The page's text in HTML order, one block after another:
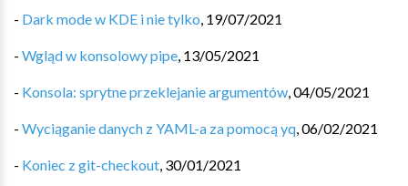
- Dark mode w KDE i nie tylko, 19/07/2021
- Wgląd w konsolowy pipe, 13/05/2021
- Konsola: sprytne przeklejanie argumentów,04/05/2021
- Wyciąganie danych z YAML-a za pomocą yq,06/02/2021
- Koniec z git-checkout, 30/01/2021